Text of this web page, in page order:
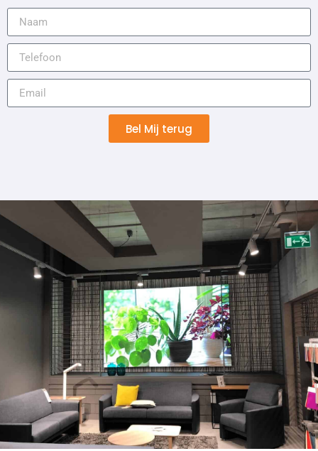
Bel Mij terug